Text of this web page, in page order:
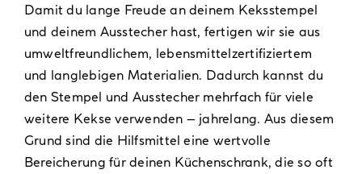
Damit du lange Freude an deinem Keksstempel
und deinem Ausstecher hast, fertigen wir sie aus
umweltfreundlichem, lebensmittelzertifiziertem
und langlebigen Materialien. Dadurch kannst du
den Stempel und Ausstecher mehrfach für viele
weitere Kekse verwenden – jahrelang. Aus diesem
Grund sind die Hilfsmittel eine wertvolle
Bereicherung für deinen Küchenschrank, die so oft